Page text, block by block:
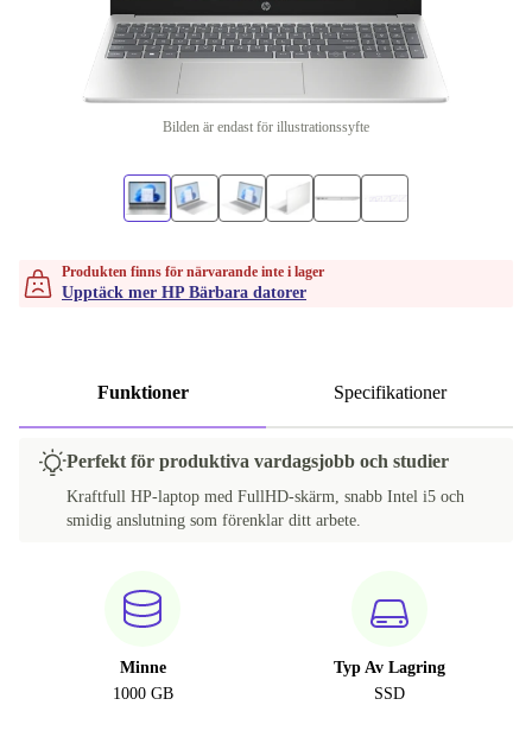
Bilden är endast för illustrationssyfte
Produkten finns för närvarande inte i lager
Upptäck mer HP Bärbara datorer
Funktioner Specifikationer
Perfekt för produktiva vardagsjobb och studier
Kraftfull HP-laptop med FullHD-skärm, snabb Intel i5 och
smidig anslutning som förenklar ditt arbete.
Minne
1000 GB
Typ Av Lagring
SSD